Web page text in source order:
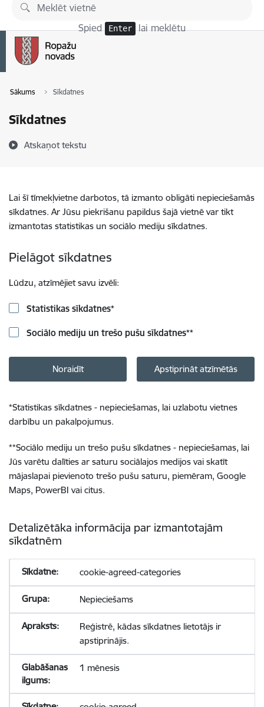
Pāriet uz lapas saturu
Spied Enter lai meklētu
Sākums Sīkdatnes
Sīkdatnes
Atskaņot tekstu
Lai šī tīmekļvietne darbotos, tā izmanto obligāti nepieciešamās
sīkdatnes. Ar Jūsu piekrišanu papildus šajā vietnē var tikt
izmantotas statistikas un sociālo mediju sīkdatnes.
Pielāgot sīkdatnes
Lūdzu, atzīmējiet savu izvēli:
Statistikas sīkdatnes*
Sociālo mediju un trešo pušu sīkdatnes**
Noraidīt Apstiprināt atzīmētās
*Statistikas sīkdatnes - nepieciešamas, lai uzlabotu vietnes
darbību un pakalpojumus.
**Sociālo mediju un trešo pušu sīkdatnes - nepieciešamas, lai
Jūs varētu dalīties ar saturu sociālajos medijos vai skatīt
mājaslapai pievienoto trešo pušu saturu, piemēram, Google
Maps, PowerBI vai citus.
Detalizētāka informācija par izmantotajām
sīkdatnēm
cookie-agreed-categories
Nepieciešams
Reģistrē, kādas sīkdatnes lietotājs ir
apstiprinājis.
1 mēnesis